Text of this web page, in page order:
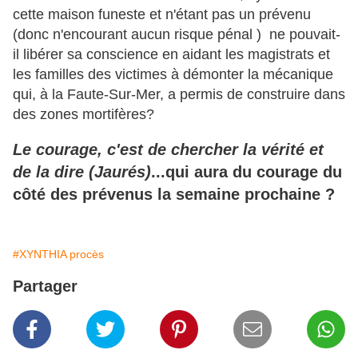
cette maison funeste et n'étant pas un prévenu
(donc n'encourant aucun risque pénal ) ne pouvait-
il libérer sa conscience en aidant les magistrats et
les familles des victimes à démonter la mécanique
qui, à la Faute-Sur-Mer, a permis de construire dans
des zones mortifères?
Le courage, c'est de chercher la vérité et
de la dire (Jaurés)...qui aura du courage du
côté des prévenus la semaine prochaine ?
#XYNTHIA procès
Partager